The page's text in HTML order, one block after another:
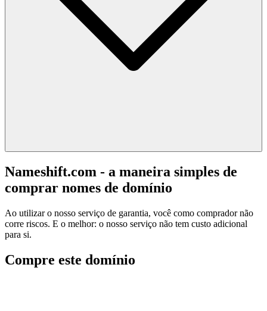
Nameshift.com - a maneira simples de
comprar nomes de domínio
Ao utilizar o nosso serviço de garantia, você como comprador não
corre riscos. E o melhor: o nosso serviço não tem custo adicional
para si.
Compre este domínio